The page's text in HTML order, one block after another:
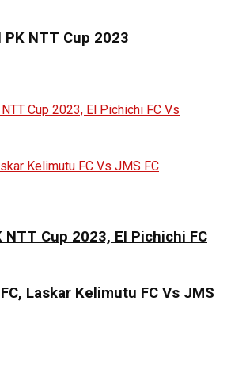
PK NTT Cup 2023
NTT Cup 2023, El Pichichi FC
Laskar Kelimutu FC Vs JMS